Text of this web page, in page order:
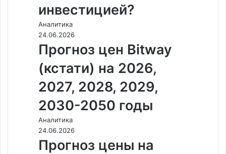
инвестицией?
Аналитика
24.06.2026
Прогноз цен Bitway
(кстати) на 2026,
2027, 2028, 2029,
2030-2050 годы
Аналитика
24.06.2026
Прогноз цены на